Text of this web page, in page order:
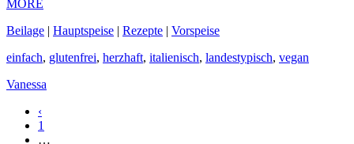
MORE
Beilage | Hauptspeise | Rezepte | Vorspeise
einfach, glutenfrei, herzhaft, italienisch, landestypisch, vegan
Vanessa
‹
1
…